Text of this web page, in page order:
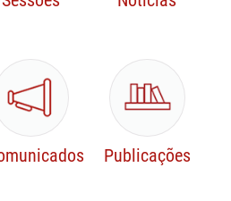
Publicações